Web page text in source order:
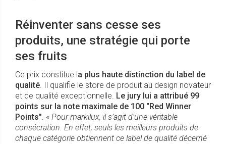
Réinventer sans cesse ses
produits, une stratégie qui porte
ses fruits
Ce prix constitue l a plus haute distinction du label de
qualité. Il qualifie le store de produit au design novateur
et de qualité exceptionnelle. Le jury lui a attribué 99
points sur la note maximale de 100 "Red Winner
Points". « Pour markilux, il s’agit d’une véritable
consécration. En effet, seuls les meilleurs produits de
chaque catégorie obtiennent ce label de qualité décerné